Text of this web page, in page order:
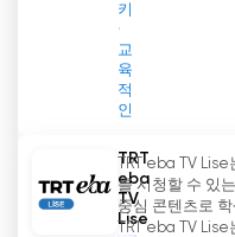
TV channel
키
교
육
적
인
TRT
eba
TV
Lise
TRT eba TV
를 시청할 수 있
중심 콘텐츠로
TRT eba TV